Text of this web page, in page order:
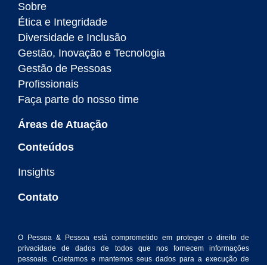
Sobre
Ética e Integridade
Diversidade e Inclusão
Gestão, Inovação e Tecnologia
Gestão de Pessoas
Profissionais
Faça parte do nosso time
Áreas de Atuação
Conteúdos
Insights
Contato
O Pessoa & Pessoa está comprometido em proteger o direito de
privacidade de dados de todos que nos fornecem informações
pessoais. Coletamos e mantemos seus dados para a execução de